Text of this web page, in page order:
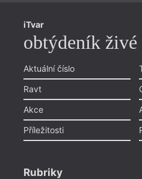
iTvar
obtýdeník
Aktuální číslo
Ravt
Akce
Příležitosti
Rubriky